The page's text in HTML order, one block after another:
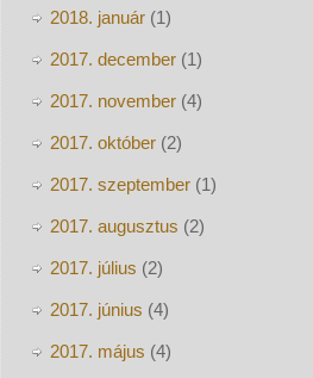
2018. január(1)
2017. december(1)
2017. november(4)
2017. október(2)
2017. szeptember(1)
2017. augusztus (2)
2017. július (2)
2017. június (4)
2017. május (4)